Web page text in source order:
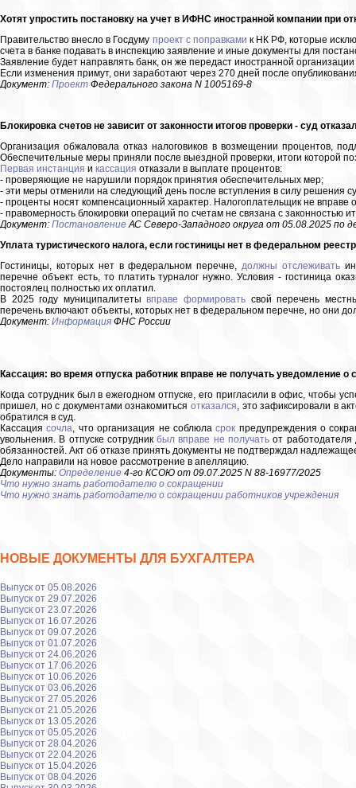
Хотят упростить постановку на учет в ИФНС иностранной компании при
Правительство внесло в Госдуму проект с поправками к НК РФ, которые
счета в банке подавать в инспекцию заявление и иные документы для
Заявление будет направлять банк, он же передаст иностранной
Если изменения примут, они заработают через 270 дней после
Документ: Проект Федерального закона N 1005169-8
Блокировка счетов не зависит от законности итогов проверки - суд
Организация обжаловала отказ налоговиков в возмещении процентов,
Обеспечительные меры приняли после выездной проверки, итоги которой
Первая инстанция и кассация отказали в выплате процентов:
- проверяющие не нарушили порядок принятия обеспечительных мер;
- эти меры отменили на следующий день после вступления в силу решения
- проценты носят компенсационный характер. Налогоплательщик не вправе
- правомерность блокировки операций по счетам не связана с законностью
Документ: ПостановлениеАС Северо-Западного округа от 05.08.2025 по
Уплата туристического налога, если гостиницы нет в федеральном
Гостиницы, которых нет в федеральном перечне,должны отслеживать
перечне объект есть, то платить турналог нужно. Условия - гостиница
постоялец полностью их оплатил.
В 2025 году муниципалитетывправе формировать свой перечень
перечень включают объекты, которых нет в федеральном перечне, но они
Документ: Информация ФНС России
Кассация: во время отпуска работник вправе не получать уведомление о
Когда сотрудник был в ежегодном отпуске, его пригласили в офис, чтобы
пришел, но с документами ознакомиться отказался, это зафиксировали в
обратился в суд.
Кассациясочла, что организация не соблюласрок предупреждения о
увольнения. В отпуске сотрудникбыл вправе не получать от работодателя
обязанностей. Акт об отказе принять документы не подтверждал
Дело направили на новое рассмотрение в апелляцию.
Документы: Определение 4-го КСОЮ от 09.07.2025 N 88-16977/2025
Что нужно знать работодателю о сокращении
Что нужно знать работодателю о сокращении работников учреждения
НОВЫЕ ДОКУМЕНТЫ ДЛЯ БУХГАЛТЕРА
Выпуск от 05.08.2026
Выпуск от 29.07.2026
Выпуск от 23.07.2026
Выпуск от 16.07.2026
Выпуск от 09.07.2026
Выпуск от 01.07.2026
Выпуск от 24.06.2026
Выпуск от 17.06.2026
Выпуск от 10.06.2026
Выпуск от 03.06.2026
Выпуск от 27.05.2026
Выпуск от 21.05.2026
Выпуск от 13.05.2026
Выпуск от 05.05.2026
Выпуск от 28.04.2026
Выпуск от 22.04.2026
Выпуск от 15.04.2026
Выпуск от 08.04.2026